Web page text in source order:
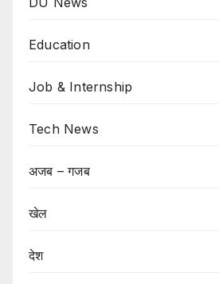
Education
Job & Internship
Tech News
अजब – गजब
खेल
देश